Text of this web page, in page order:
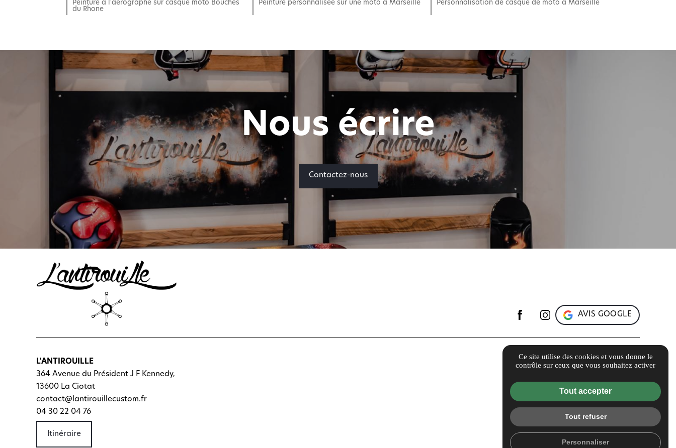
Peinture à l'aérographe sur casque moto Bouches
du Rhone
Peinture personnalisée sur une moto à Marseille Personnalisation de casque de moto à Marseille
Nous écrire
Contactez-nous
AVIS GOOGLE
L'ANTIROUILLE
364 Avenue du Président J F Kennedy,
13600 La Ciotat
contact@lantirouillecustom.fr
04 30 22 04 76
Itinéraire
Ce site utilise des cookies et vous donne le
contrôle sur ceux que vous souhaitez activer
Tout accepter
Tout refuser
Personnaliser